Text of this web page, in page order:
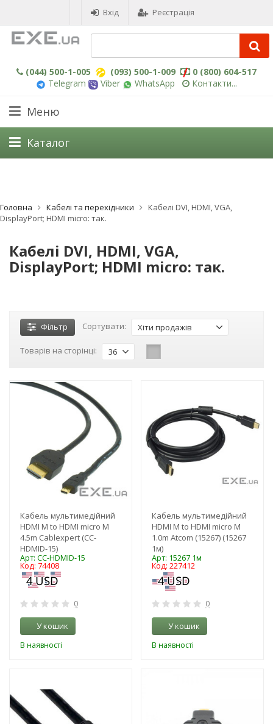
Вхід Реєстрація
(044) 500-1-005 (093) 500-1-009
0 (800) 604-517
Telegram
Viber WhatsApp Контакти...
Меню
Каталог
Головна Кабелі та перехідники
Кабелі DVI, HDMI, VGA,
DisplayPort; HDMI micro: так.
Кабелі DVI, HDMI, VGA,
DisplayPort; HDMI micro: так.
Фільтр Сортувати: Хіти продажів
Товарів на сторінці: 36
Кабель мультимедійний
HDMI M to HDMI micro M
4.5m Cablexpert (CC-
HDMID-15)
Арт: CC-HDMID-15
Код: 74408
0
У кошик
В наявності
Кабель мультимедійний
HDMI M to HDMI micro M
1.0m Atcom (15267) (15267
1м)
Арт: 15267 1м
Код: 227412
0
У кошик
В наявності